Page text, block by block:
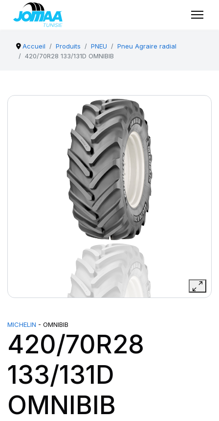
Accueil Produits PNEU
Pneu Agraire radial
420/70R28 133/131D OMNIBIB
MICHELIN - OMNIBIB
420/70R28
133/131D
OMNIBIB